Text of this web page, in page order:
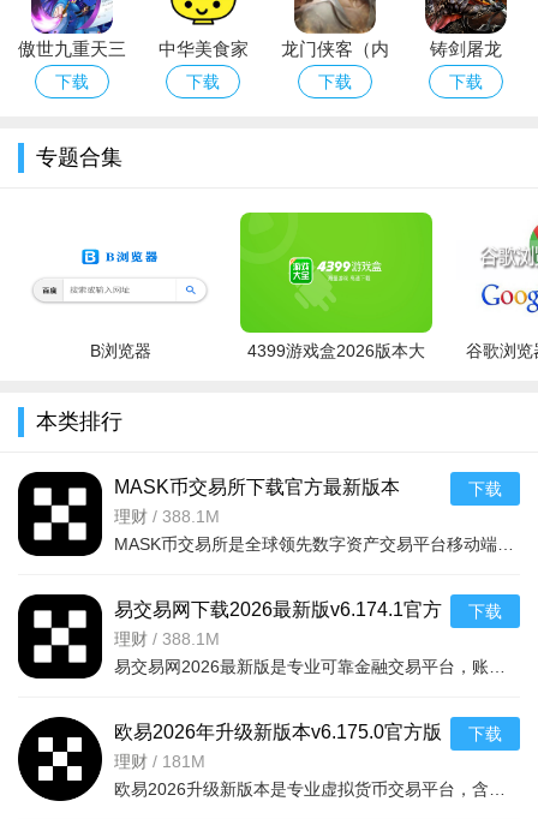
QQ农场：经典种菜偷菜，怀旧社交体验
梦想小镇：建设繁华小镇，玩法丰富耐玩
卡通农场：可爱画风，经营农场乐趣多
梦幻花园：三消+庄园建设，双重玩法
城市岛屿：模拟城市经营，规划你的岛屿
模拟农场20
我的世界：自由创造，打造专属庄园
欢迎使用v1.36版本！ 使用注意事项：本攻略仅作参考，请勿
使用外挂或修改游戏数据，以免账号封禁。攻略中的资源数据基
于官方版本，若遇更新可能存在偏差。
续更新。Q：无法下载附件？A：尝试切换网络或清理缓存。
关闭杀毒软件以防误删。若提示版本过低，请先更新游戏本体再
覆盖安装攻略文件。攻略文件无需root权限，直接放入游戏根目
录即可生效。
傲世九重天三
国机蜜福利版
下载
中华美食家
下载
龙门侠客（内
购版）
下载
铸剑屠龙
下载
专题合集
B浏览器
4399游戏盒2026版本大
谷歌浏览
本类排行
MASK币交易所下载官方最新版本
v6.160.0官方版
理财 / 388.1M
MASK币交易所是全球领先数字资产交易平台移动端，服务千万用户，提供现货、合约、法币、DeFi、Web3、NFT等一
下载
易交易网下载2026最新版v6.174.1官方
版
理财 / 388.1M
易交易网2026最新版是专业可靠金融交易平台，账户资金双重保障，收益每日可见。可快速掌握市场动态，交易稳
下载
欧易2026年升级新版本v6.175.0官方版
理财 / 181M
欧易2026升级新版本是专业虚拟货币交易平台，含全球上千种热门币种，支持指纹一键登录、实时到账、价格预警
下载